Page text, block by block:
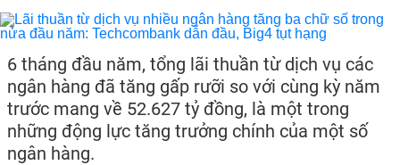
6 tháng đầu năm, tổng lãi thuần từ dịch vụ các
ngân hàng đã tăng gấp rưỡi so với cùng kỳ năm
trước mang về 52.627 tỷ đồng, là một trong
những động lực tăng trưởng chính của một số
ngân hàng.